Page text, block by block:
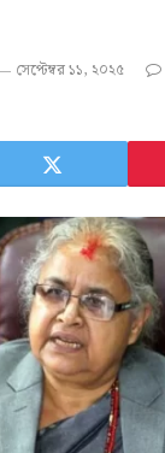
সেপ্টেম্বর ১১, ২০২৫